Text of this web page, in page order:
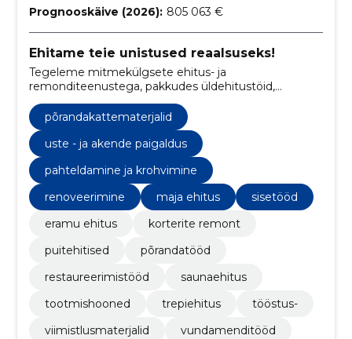
Prognooskäive (2026): 805 063 €
Ehitame teie unistused reaalsuseks!
Tegeleme mitmekülgsete ehitus- ja
remonditeenustega, pakkudes üldehitustöid,
siseviimistlustöid, fassaaditöid, katuste ehitust,
põrandatöid, santehnilisi töid, elektritöid ning
renoveerimist.
põrandakattematerjalid
uste - ja akende paigaldus
pahteldamine ja krohvimine
renoveerimine
maja ehitus
sisetööd
eramu ehitus
korterite remont
puitehitised
põrandatööd
restaureerimistööd
saunaehitus
tootmishooned
trepiehitus
tööstus-
viimistlusmaterjalid
vundamenditööd